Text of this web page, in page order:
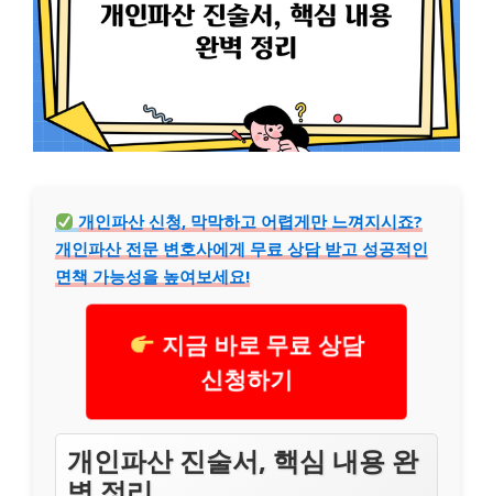
개인파산 신청, 막막하고 어렵게만 느껴지시죠?
개인파산 전문 변호사에게 무료 상담 받고 성공적인
면책 가능성을 높여보세요!
지금 바로 무료 상담
신청하기
개인파산 진술서, 핵심 내용 완